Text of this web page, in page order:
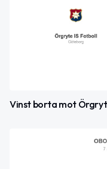
Vinst borta mot